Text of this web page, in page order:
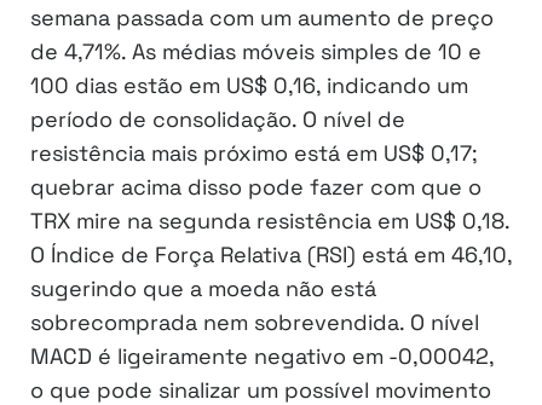
semana passada com um aumento de preço
de 4,71%. As médias móveis simples de 10 e
100 dias estão em US$ 0,16, indicando um
período de consolidação. O nível de
resistência mais próximo está em US$ 0,17;
quebrar acima disso pode fazer com que o
TRX mire na segunda resistência em US$ 0,18.
O Índice de Força Relativa (RSI) está em 46,10,
sugerindo que a moeda não está
sobrecomprada nem sobrevendida. O nível
MACD é ligeiramente negativo em -0,00042,
o que pode sinalizar um possível movimento